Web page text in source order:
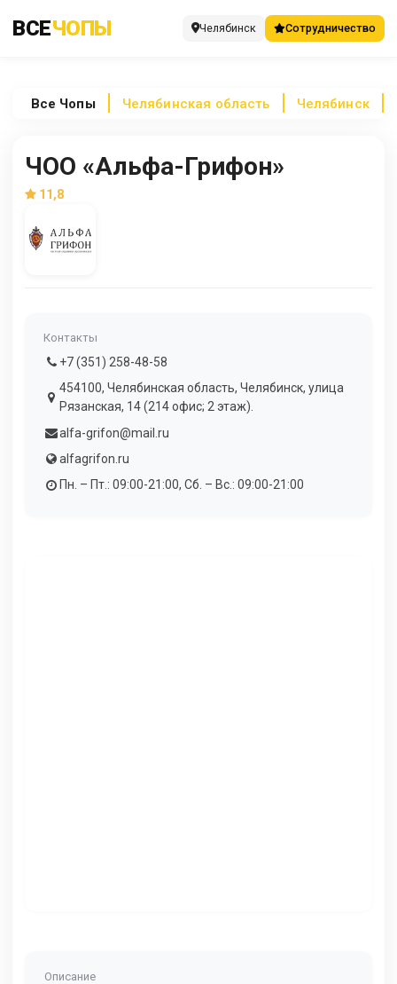
ВСЕЧОПЫ Челябинск Сотрудничество
Все Чопы Челябинская область Челябинск
ЧОО «Альфа-Грифон»
11,8
Контакты
+7 (351) 258-48-58
454100, Челябинская область, Челябинск, улица
Рязанская, 14 (214 офис; 2 этаж).
alfa-grifon@mail.ru
alfagrifon.ru
Пн. – Пт.: 09:00-21:00, Сб. – Вс.: 09:00-21:00
Описание